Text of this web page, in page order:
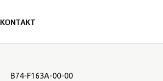
KONTAKT
B74-F163A-00-00